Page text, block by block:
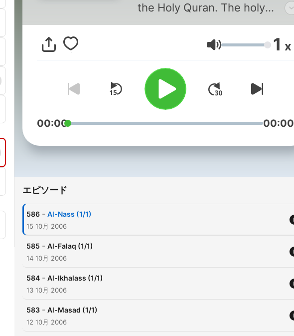
the Holy Quran. The holy
Quran is recited by Al-Haram
Al-Shareef reciters. (Al-
Shuraim and Al-Sudais)
音量 1 x
00:00 00:00
エピソード
586 - Al-Nass (1/1)
15 10月 2006
585 - Al-Falaq (1/1)
14 10月 2006
584 - Al-Ikhalass (1/1)
13 10月 2006
583 - Al-Masad (1/1)
12 10月 2006